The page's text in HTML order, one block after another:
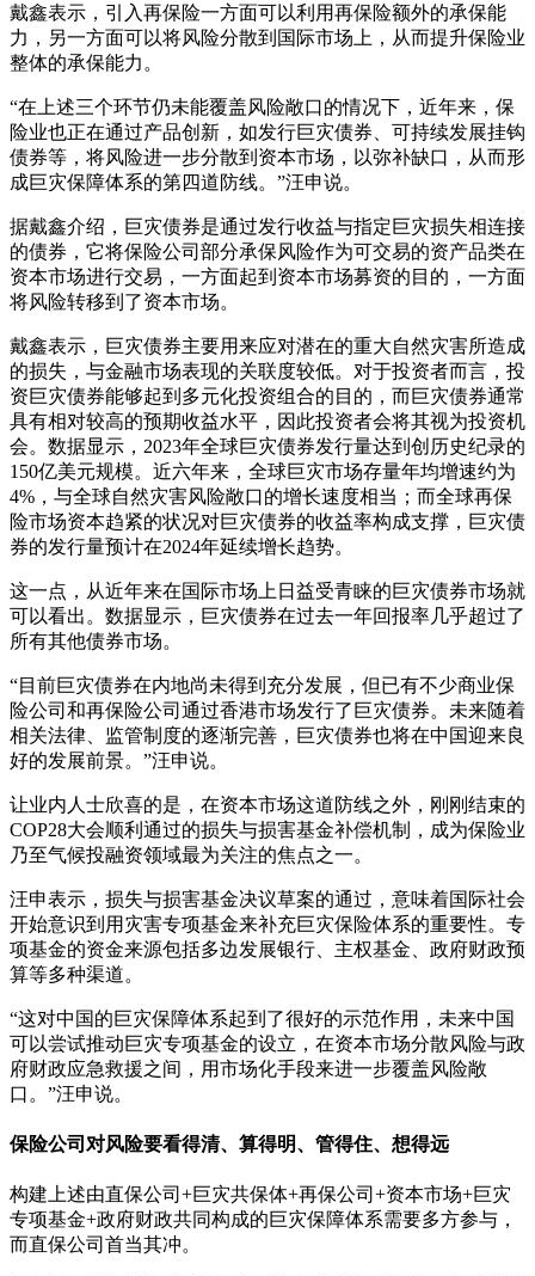
戴鑫表示，引入再保险一方面可以利用再保险额外的承保能
力，另一方面可以将风险分散到国际市场上，从而提升保险业
整体的承保能力。
“在上述三个环节仍未能覆盖风险敞口的情况下，近年来，保
险业也正在通过产品创新，如发行巨灾债券、可持续发展挂钩
债券等，将风险进一步分散到资本市场，以弥补缺口，从而形
成巨灾保障体系的第四道防线。”汪申说。
据戴鑫介绍，巨灾债券是通过发行收益与指定巨灾损失相连接
的债券，它将保险公司部分承保风险作为可交易的资产品类在
资本市场进行交易，一方面起到资本市场募资的目的，一方面
将风险转移到了资本市场。
戴鑫表示，巨灾债券主要用来应对潜在的重大自然灾害所造成
的损失，与金融市场表现的关联度较低。对于投资者而言，投
资巨灾债券能够起到多元化投资组合的目的，而巨灾债券通常
具有相对较高的预期收益水平，因此投资者会将其视为投资机
会。数据显示，2023年全球巨灾债券发行量达到创历史纪录的
150亿美元规模。近六年来，全球巨灾市场存量年均增速约为
4%，与全球自然灾害风险敞口的增长速度相当；而全球再保
险市场资本趋紧的状况对巨灾债券的收益率构成支撑，巨灾债
券的发行量预计在2024年延续增长趋势。
这一点，从近年来在国际市场上日益受青睐的巨灾债券市场就
可以看出。数据显示，巨灾债券在过去一年回报率几乎超过了
所有其他债券市场。
“目前巨灾债券在内地尚未得到充分发展，但已有不少商业保
险公司和再保险公司通过香港市场发行了巨灾债券。未来随着
相关法律、监管制度的逐渐完善，巨灾债券也将在中国迎来良
好的发展前景。”汪申说。
让业内人士欣喜的是，在资本市场这道防线之外，刚刚结束的
COP28大会顺利通过的损失与损害基金补偿机制，成为保险业
乃至气候投融资领域最为关注的焦点之一。
汪申表示，损失与损害基金决议草案的通过，意味着国际社会
开始意识到用灾害专项基金来补充巨灾保险体系的重要性。专
项基金的资金来源包括多边发展银行、主权基金、政府财政预
算等多种渠道。
“这对中国的巨灾保障体系起到了很好的示范作用，未来中国
可以尝试推动巨灾专项基金的设立，在资本市场分散风险与政
府财政应急救援之间，用市场化手段来进一步覆盖风险敞
口。”汪申说。
保险公司对风险要看得清、算得明、管得住、想得远
构建上述由直保公司+巨灾共保体+再保公司+资本市场+巨灾
专项基金+政府财政共同构成的巨灾保障体系需要多方参与，
而直保公司首当其冲。